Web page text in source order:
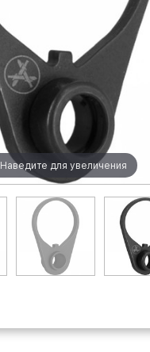
Наведите для увеличения